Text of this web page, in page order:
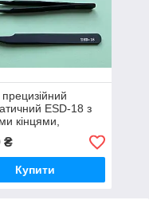
прецизійний
ESD-18 з
кінцями,
сталь, 125 мм
₴
Купити